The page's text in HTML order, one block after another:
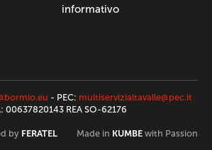
informativo
- PEC: multiservizialtavalle@pec.it
00637820143 REA SO-62176
by FERATEL Made in KUMBE with Passion